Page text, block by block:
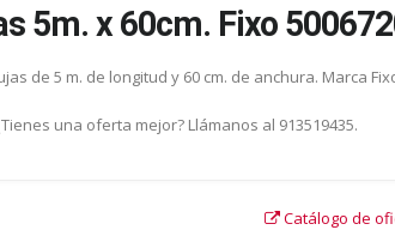
5m. x 60cm. Fixo
de 5 m. de longitud y 60 cm. de anchura. Marca
una oferta mejor? Llámanos al 913519435.
Catálogo de